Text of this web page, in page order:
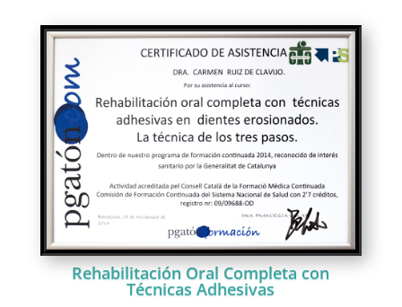
Rehabilitación Oral Completa con
Técnicas Adhesivas